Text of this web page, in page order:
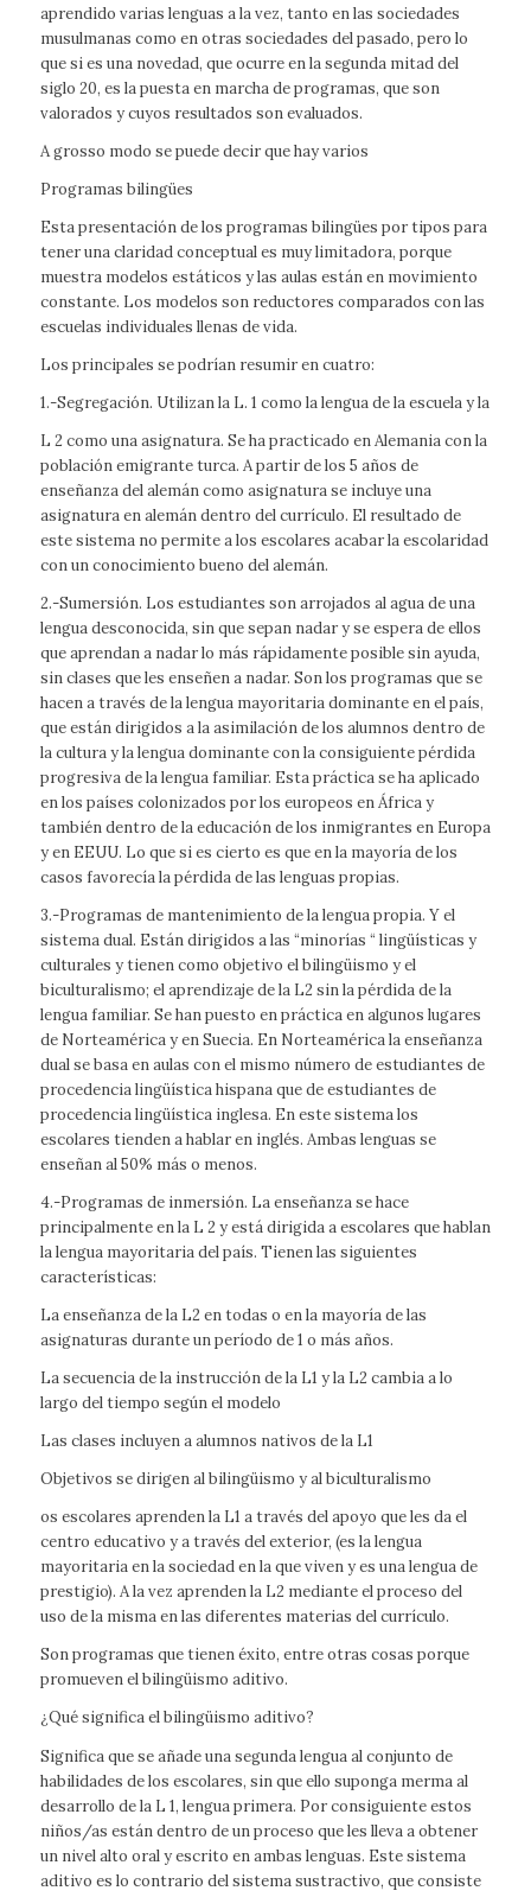
aprendido varias lenguas a la vez, tanto en las sociedades
musulmanas como en otras sociedades del pasado, pero lo
que si es una novedad, que ocurre en la segunda mitad del
siglo 20, es la puesta en marcha de programas, que son
valorados y cuyos resultados son evaluados.
A grosso modo se puede decir que hay varios
Programas bilingües
Esta presentación de los programas bilingües por tipos para
tener una claridad conceptual es muy limitadora, porque
muestra modelos estáticos y las aulas están en movimiento
constante. Los modelos son reductores comparados con las
escuelas individuales llenas de vida.
Los principales se podrían resumir en cuatro:
1.-Segregación. Utilizan la L. 1 como la lengua de la escuela y la
L 2 como una asignatura. Se ha practicado en Alemania con la
población emigrante turca. A partir de los 5 años de
enseñanza del alemán como asignatura se incluye una
asignatura en alemán dentro del currículo. El resultado de
este sistema no permite a los escolares acabar la escolaridad
con un conocimiento bueno del alemán.
2.-Sumersión. Los estudiantes son arrojados al agua de una
lengua desconocida, sin que sepan nadar y se espera de ellos
que aprendan a nadar lo más rápidamente posible sin ayuda,
sin clases que les enseñen a nadar. Son los programas que se
hacen a través de la lengua mayoritaria dominante en el país,
que están dirigidos a la asimilación de los alumnos dentro de
la cultura y la lengua dominante con la consiguiente pérdida
progresiva de la lengua familiar. Esta práctica se ha aplicado
en los países colonizados por los europeos en África y
también dentro de la educación de los inmigrantes en Europa
y en EEUU. Lo que si es cierto es que en la mayoría de los
casos favorecía la pérdida de las lenguas propias.
3.-Programas de mantenimiento de la lengua propia. Y el
sistema dual. Están dirigidos a las “minorías “ lingüísticas y
culturales y tienen como objetivo el bilingüismo y el
biculturalismo; el aprendizaje de la L2 sin la pérdida de la
lengua familiar. Se han puesto en práctica en algunos lugares
de Norteamérica y en Suecia. En Norteamérica la enseñanza
dual se basa en aulas con el mismo número de estudiantes de
procedencia lingüística hispana que de estudiantes de
procedencia lingüística inglesa. En este sistema los
escolares tienden a hablar en inglés. Ambas lenguas se
enseñan al 50% más o menos.
4.-Programas de inmersión. La enseñanza se hace
principalmente en la L 2 y está dirigida a escolares que hablan
la lengua mayoritaria del país. Tienen las siguientes
características:
La enseñanza de la L2 en todas o en la mayoría de las
asignaturas durante un período de 1 o más años.
La secuencia de la instrucción de la L1 y la L2 cambia a lo
largo del tiempo según el modelo
Las clases incluyen a alumnos nativos de la L1
Objetivos se dirigen al bilingüismo y al biculturalismo
os escolares aprenden la L1 a través del apoyo que les da el
centro educativo y a través del exterior, (es la lengua
mayoritaria en la sociedad en la que viven y es una lengua de
prestigio). A la vez aprenden la L2 mediante el proceso del
uso de la misma en las diferentes materias del currículo.
Son programas que tienen éxito, entre otras cosas porque
promueven el bilingüismo aditivo.
¿Qué significa el bilingüismo aditivo?
Significa que se añade una segunda lengua al conjunto de
habilidades de los escolares, sin que ello suponga merma al
desarrollo de la L 1, lengua primera. Por consiguiente estos
niños/as están dentro de un proceso que les lleva a obtener
un nivel alto oral y escrito en ambas lenguas. Este sistema
aditivo es lo contrario del sistema sustractivo, que consiste